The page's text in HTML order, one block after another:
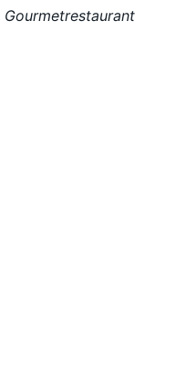
Gourmetrestaurant